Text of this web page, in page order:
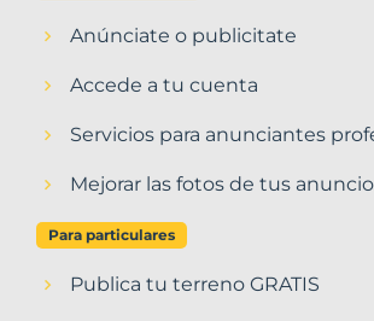
Anúnciate o publicitate
Accede a tu cuenta
Servicios para anunciantes
Mejorar las fotos de tus
Para particulares
Publica tu terreno GRATIS